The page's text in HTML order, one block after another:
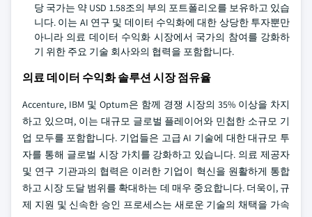
당 국가는 약 USD 1.58조의 부의 포트폴리오를 보유하고 있습
니다. 이는 AI 연구 및 데이터 수익화에 대한 상당한 투자뿐만
아니라 의료 데이터 수익화 시장에서 국가의 참여를 강화하
기 위한 주요 기술 회사와의 협력을 포함합니다.
의료 데이터 수익화 솔루션 시장 점유율
Accenture, IBM 및 Optum은 함께 경쟁 시장의 35% 이상을 차지
하고 있으며, 이는 대규모 글로벌 플레이어와 민첩한 소규모 기
업 모두를 포함합니다. 기업들은 고급 AI 기술에 대한 대규모 투
자를 통해 글로벌 시장 가치를 강화하고 있습니다. 의료 제공자
및 연구 기관과의 협력은 이러한 기업이 혁신을 원활하게 통합
하고 시장 도달 범위를 확대하는 데 매우 중요합니다. 더욱이, 규
제 지원 및 신속한 승인 프로세스는 새로운 기술의 채택을 가속